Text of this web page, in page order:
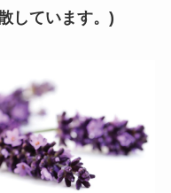
しています。)